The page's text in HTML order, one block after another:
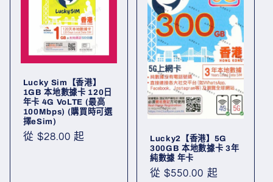
Lucky Sim【香港】
1GB 本地數據卡 120日
年卡 4G VoLTE (最高
100Mbps) (購買時可選
擇eSim)
定
從 $28.00 起
Lucky2【香港】5G
300GB 本地數據卡 3年
純數據 年卡
定
從 $550.00 起